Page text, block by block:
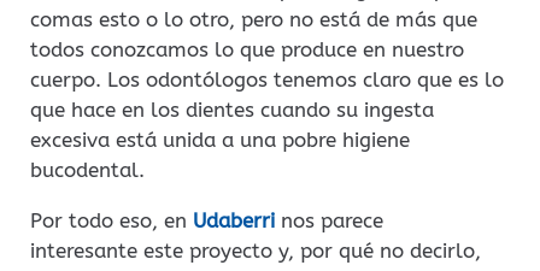
comas esto o lo otro, pero no está de más que
todos conozcamos lo que produce en nuestro
cuerpo. Los odontólogos tenemos claro que es lo
que hace en los dientes cuando su ingesta
excesiva está unida a una pobre higiene
bucodental.
Por todo eso, en Udaberri nos parece
interesante este proyecto y, por qué no decirlo,